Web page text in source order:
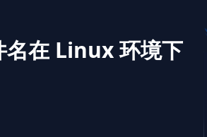
名在 Linux 环境下